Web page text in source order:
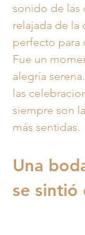
sonido de las
relajada de la
perfecto para
Fue un
alegría
las
siempre son
más sentidas.
Una
se sintió